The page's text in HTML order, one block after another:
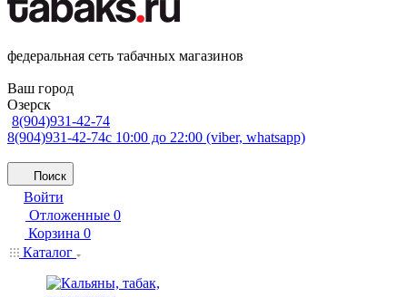
федеральная сеть табачных магазинов
Ваш город
Озерск
8(904)931-42-74
8(904)931-42-74с 10:00 до 22:00 (viber, whatsapp)
Поиск
Войти
Отложенные 0
Корзина 0
Каталог